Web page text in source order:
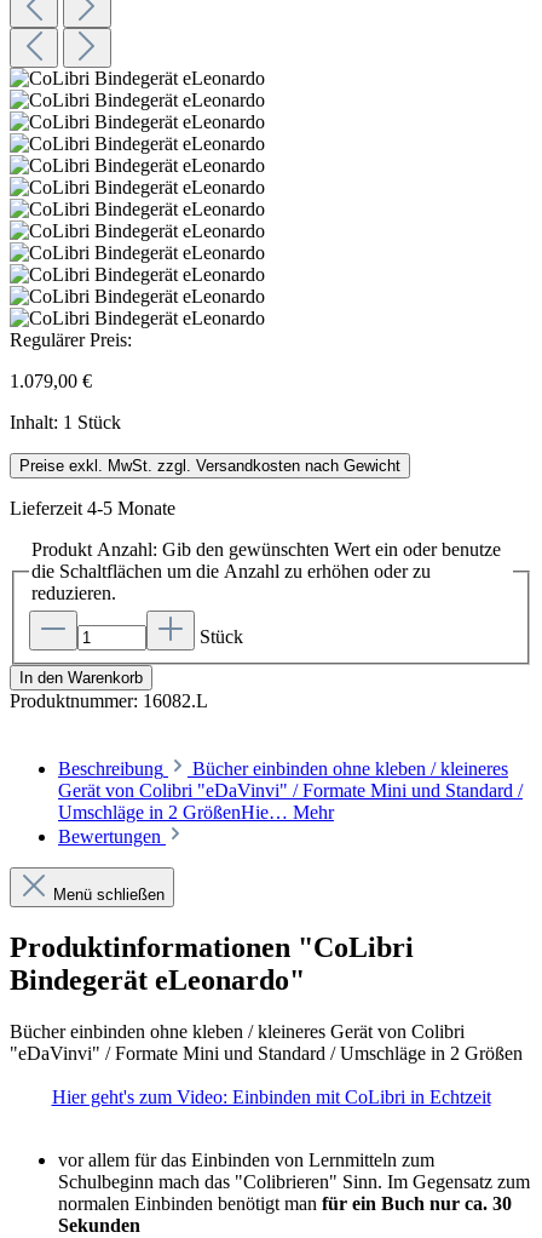
Regulärer Preis:
1.079,00 €
Inhalt: 1 Stück
Preise exkl. MwSt. zzgl. Versandkosten nach Gewicht
Lieferzeit 4-5 Monate
Produkt Anzahl: Gib den gewünschten Wert ein oder benutze
die Schaltflächen um die Anzahl zu erhöhen oder zu
reduzieren.
Stück
In den Warenkorb
Produktnummer: 16082.L
Beschreibung
Bücher einbinden ohne kleben / kleineres
Gerät von Colibri "eDaVinvi" / Formate Mini und Standard /
Umschläge in 2 GrößenHie… Mehr
Bewertungen
Menü schließen
Produktinformationen "CoLibri
Bindegerät eLeonardo"
Bücher einbinden ohne kleben / kleineres Gerät von Colibri
"eDaVinvi" / Formate Mini und Standard / Umschläge in 2 Größen
Hier geht's zum Video: Einbinden mit CoLibri in Echtzeit
vor allem für das Einbinden von Lernmitteln zum
Schulbeginn mach das "Colibrieren" Sinn. Im Gegensatz zum
normalen Einbinden benötigt man für ein Buch nur ca. 30
Sekunden